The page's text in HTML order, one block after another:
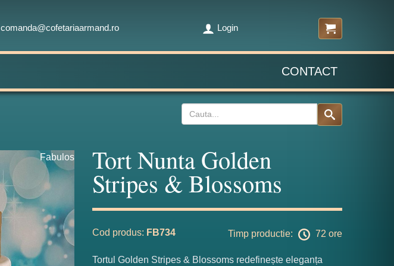
comanda@cofetariaarmand.ro Login
CONTACT
Fabulos Tort Nunta Golden
Stripes & Blossoms
Cod produs: FB734 Timp productie: 72 ore
Tortul Golden Stripes & Blossoms redefinește eleganța